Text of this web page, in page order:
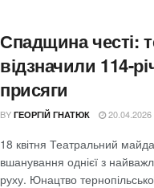
Спадщина честі:
відзначили 114-
присяги
BY ГЕОРГІЙ ГНАТЮК 20.04.2026
18 квітня Театральний
вшанування однієї з
руху. Юнацтво